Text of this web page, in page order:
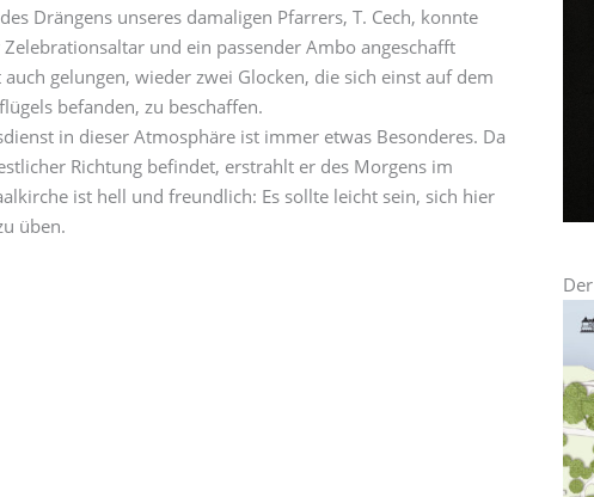
Drängens unseres damaligen Pfarrers, T. Cech, konnte
und ein passender Ambo angeschafft
gelungen, wieder zwei Glocken, die sich einst auf dem
befanden, zu beschaffen.
in dieser Atmosphäre ist immer etwas Besonderes. Da
Richtung befindet, erstrahlt er des Morgens im
ist hell und freundlich: Es sollte leicht sein, sich hier
üben.